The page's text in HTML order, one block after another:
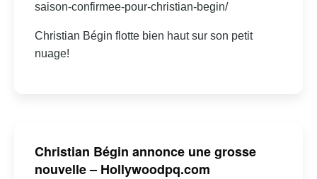
saison-confirmee-pour-christian-begin/
Christian Bégin flotte bien haut sur son petit
nuage!
Christian Bégin annonce une grosse
nouvelle – Hollywoodpq.com